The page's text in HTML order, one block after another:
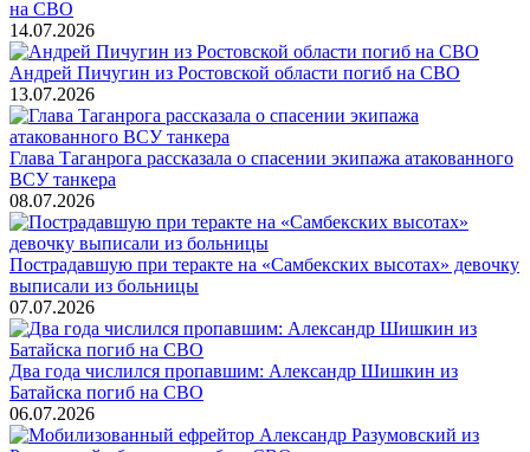
на СВО
14.07.2026
Андрей Пичугин из Ростовской области погиб на СВО
13.07.2026
Глава Таганрога рассказала о спасении экипажа атакованного
ВСУ танкера
08.07.2026
Пострадавшую при теракте на «Самбекских высотах» девочку
выписали из больницы
07.07.2026
Два года числился пропавшим: Александр Шишкин из
Батайска погиб на СВО
06.07.2026